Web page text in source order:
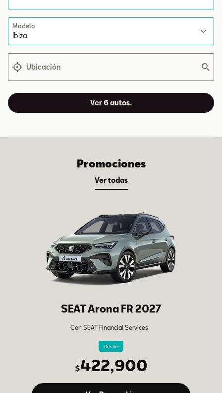
Modelo
Ubicación
Ver 6 autos.
Promociones
Ver todas
SEAT Arona FR 2027
Con SEAT Financial Services
Desde:
$422,900